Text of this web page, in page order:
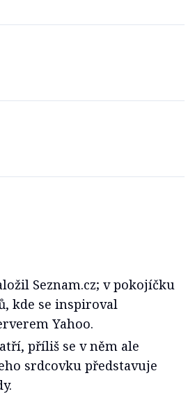
Seznam.cz; v pokojíčku
kde se inspiroval
Yahoo.
příliš se v něm ale
srdcovku představuje